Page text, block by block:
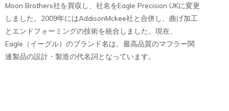
Moon Brothers社を買収し、社名をEagle Precision UKに変更
しました。2009年にはAddisonMckee社と合併し、曲げ加工
とエンドフォーミングの技術を統合しました。現在、
Eagle（イーグル）のブランド名は、最高品質のマフラー関
連製品の設計・製造の代名詞となっています。